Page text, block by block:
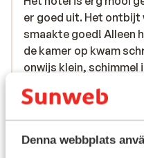
Denna webbplats
er goed uit. Het ontbijt
smaakte goed! Alleen
de kamer op kwam
onwijs klein, schimmel
maar je krijgt vieze
niet opgemaakt of
ik nog wel doorgaan.
maar voor een ‘zuip
er goed uit. Het ontbijt
smaakte goed! Alleen
de kamer op kwam
onwijs klein, schimmel
maar je krijg...mer
Översätt till svenska
Anonym
Vänner